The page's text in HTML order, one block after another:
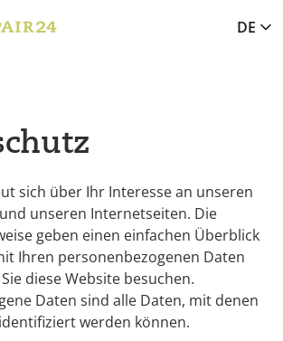
DE
sich über Ihr Interesse an unseren
unseren Internetseiten. Die
geben einen einfachen Überblick
Ihren personenbezogenen Daten
diese Website besuchen.
Daten sind alle Daten, mit denen
werden können.